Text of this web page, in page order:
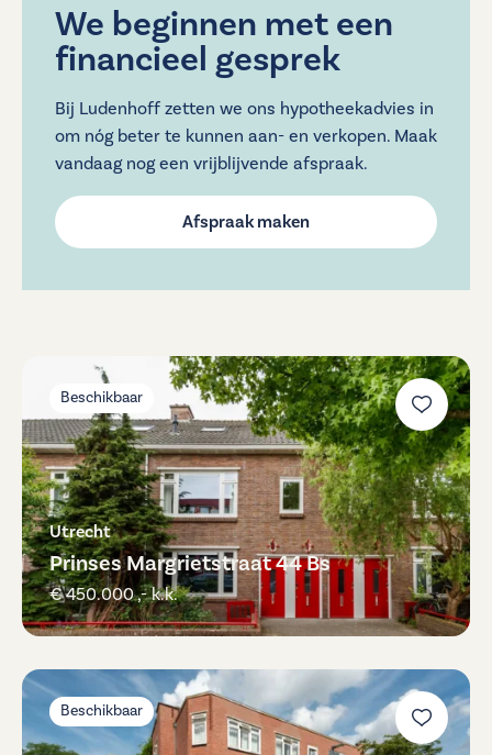
We beginnen met een
financieel gesprek
Bij Ludenhoff zetten we ons hypotheekadvies in
om nóg beter te kunnen aan- en verkopen. Maak
vandaag nog een vrijblijvende afspraak.
Afspraak maken
Beschikbaar
Utrecht
Prinses Margrietstraat 44 Bs
€ 450.000 ,- k.k.
Beschikbaar